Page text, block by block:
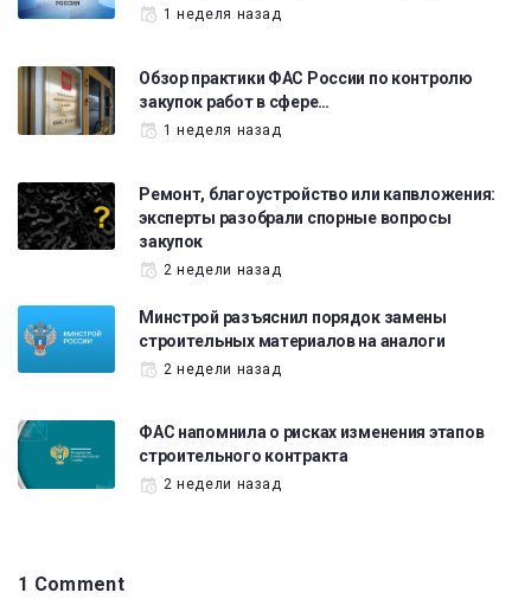
1 неделя назад
Обзор практики ФАС России по контролю
закупок работ в сфере…
1 неделя назад
Ремонт, благоустройство или капвложения:
эксперты разобрали спорные вопросы
закупок
2 недели назад
Минстрой разъяснил порядок замены
строительных материалов на аналоги
2 недели назад
ФАС напомнила о рисках изменения этапов
строительного контракта
2 недели назад
1 Comment